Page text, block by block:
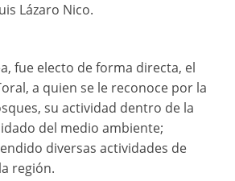
Lázaro Nico.
fue electo de forma directa, el
a quien se le reconoce por la
su actividad dentro de la
del medio ambiente;
diversas actividades de
región.